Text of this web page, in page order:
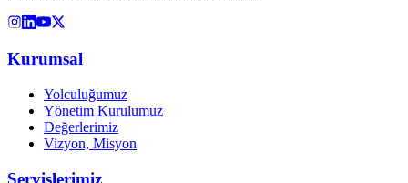
Kurumsal
Yolculuğumuz
Yönetim Kurulumuz
Değerlerimiz
Vizyon, Misyon
Servislerimiz